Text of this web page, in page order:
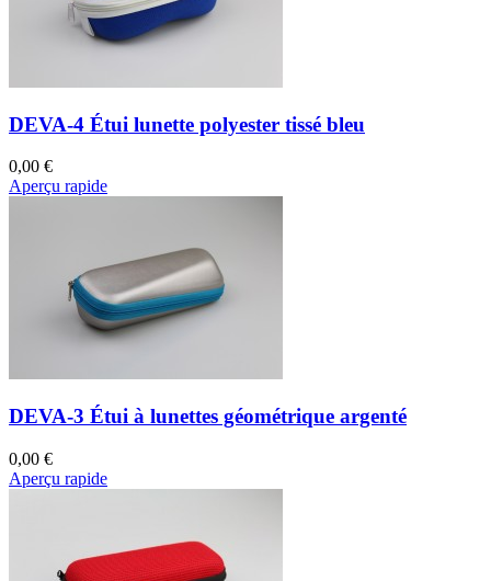
DEVA-4 Étui lunette polyester tissé bleu
0,00 €
Aperçu rapide
DEVA-3 Étui à lunettes géométrique argenté
0,00 €
Aperçu rapide